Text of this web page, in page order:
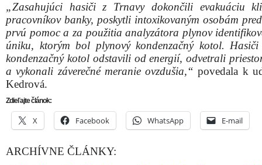
„Zasahujúci hasiči z Trnavy dokončili evakuáciu
pracovníkov banky, poskytli intoxikovaným osobám
prvú pomoc a za použitia analyzátora plynov
úniku, ktorým bol plynový kondenzačný kotol. Hasiči
kondenzačný kotol odstavili od energií, odvetrali
a vykonali záverečné meranie ovzdušia,“ povedala k
Kedrová.
Zdieľajte článok:
X Facebook WhatsApp E-mail
ARCHÍVNE ČLÁNKY: